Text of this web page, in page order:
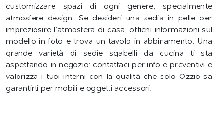
customizzare spazi di ogni genere, specialmente
atmosfere design. Se desideri una sedia in pelle per
impreziosire l’atmosfera di casa, ottieni informazioni sul
modello in foto e trova un tavolo in abbinamento. Una
grande varietà di sedie sgabelli da cucina ti sta
aspettando in negozio: contattaci per info e preventivi e
valorizza i tuoi interni con la qualità che solo Ozzio sa
garantirti per mobili e oggetti accessori.